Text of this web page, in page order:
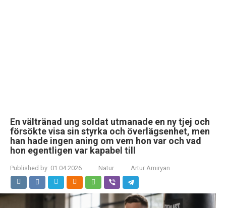
En vältränad ung soldat utmanade en ny tjej och
försökte visa sin styrka och överlägsenhet, men
han hade ingen aning om vem hon var och vad
hon egentligen var kapabel till
Published by: 01.04.2026 Natur Artur Amiryan